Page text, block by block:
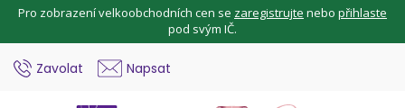
Pro zobrazení velkoobchodních cen se zaregistrujte nebo přihlaste
pod svým IČ.
Zavolat Napsat